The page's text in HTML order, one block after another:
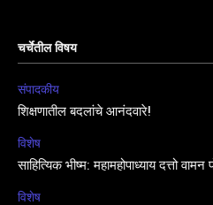
चर्चेतील विषय
संपादकीय
शिक्षणातील बदलांचे आनंदवारे!
विशेष
साहित्यिक भीष्म: महामहोपाध्याय दत्तो वामन
विशेष